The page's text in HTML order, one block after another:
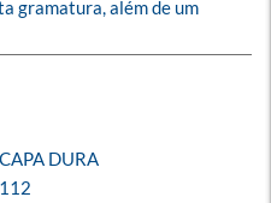
gramatura, além de um
CAPA DURA
112